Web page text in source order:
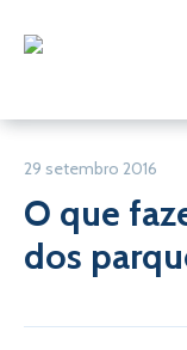
29 setembro 2016
O que
dos